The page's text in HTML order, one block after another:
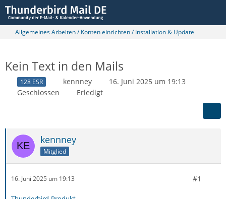
Allgemeines Arbeiten / Konten einrichten / Installation & Update
Kein Text in den Mails
128 ESR kennney
16. Juni 2025 um 19:13
Geschlossen
Erledigt
kennney
Mitglied
16. Juni 2025 um 19:13 #1